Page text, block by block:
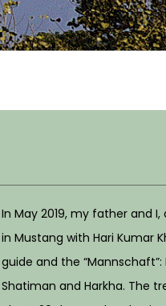
In May 2019, my father and I,
in Mustang with Hari Kumar
guide and the “Mannschaft”:
Shatiman and Harkha. The